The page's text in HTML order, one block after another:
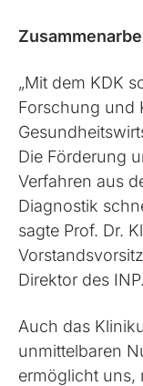
„Mit dem KDK
Forschung und
Die Förderung
Verfahren aus
Diagnostik
sagte Prof. Dr.
Direktor des INP.
Auch das
unmittelbaren
ermöglicht uns,